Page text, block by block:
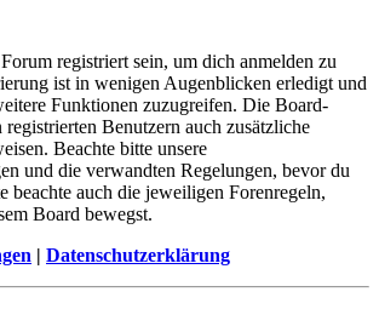
registriert sein, um dich anmelden zu
ist in wenigen Augenblicken erledigt und
Funktionen zuzugreifen. Die Board-
Benutzern auch zusätzliche
Beachte bitte unsere
und die verwandten Regelungen, bevor du
beachte auch die jeweiligen Forenregeln,
Board bewegst.
| Datenschutzerklärung